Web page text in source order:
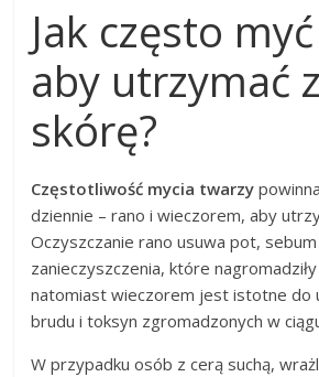
Jak często
aby utrzymać
skórę?
Częstotliwość mycia twarzy
dziennie – rano i wieczorem, aby
Oczyszczanie rano usuwa pot,
zanieczyszczenia, które
natomiast wieczorem jest istotne do
brudu i toksyn zgromadzonych w
W przypadku osób z cerą suchą,